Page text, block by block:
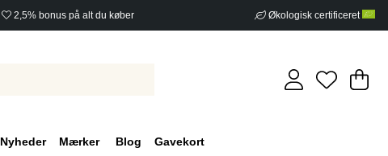
2,5% bonus på alt du køber Økologisk certificeret
.
Nyheder Mærker Blog Gavekort